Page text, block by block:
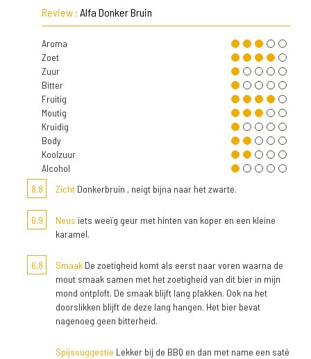
Review : Alfa Donker Bruin
Aroma
Zoet
Zuur
Bitter
Fruitig
Moutig
Kruidig
Body
Koolzuur
Alcohol
8,8
Zicht Donkerbruin , neigt bijna naar het zwarte.
6,9 Neus iets weeïg geur met hinten van koper en een kleine
karamel.
6,8 Smaak De zoetigheid komt als eerst naar voren waarna de
mout smaak samen met het zoetigheid van dit bier in mijn
mond ontploft. De smaak blijft lang plakken. Ook na het
doorslikken blijft de deze lang hangen. Het bier bevat
nagenoeg geen bitterheid.
Spijssuggestie Lekker bij de BBQ en dan met name een saté